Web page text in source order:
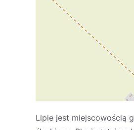
Lipie jest miejscowością